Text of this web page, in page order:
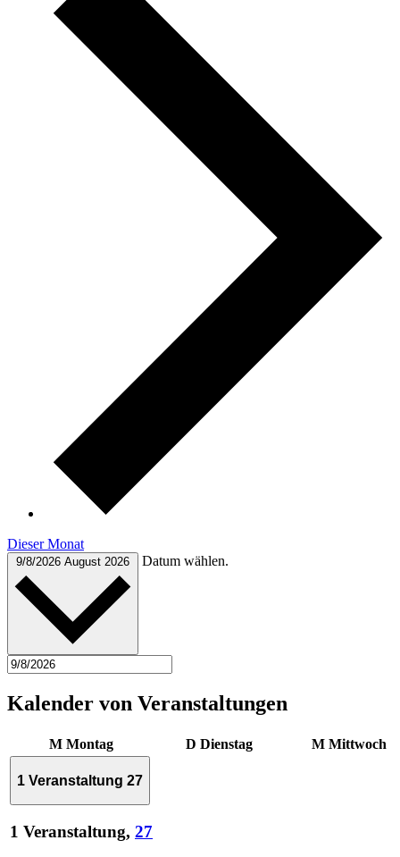
Dieser Monat
9/8/2026 August 2026 Datum wählen.
Kalender von Veranstaltungen
M Montag D Dienstag M Mittwoch
1 Veranstaltung 27
1 Veranstaltung, 27